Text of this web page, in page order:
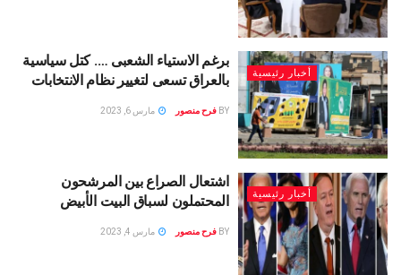
أخبار رئيسية
برغم الاستياء الشعبى …. كتل سياسية
بالعراق تسعى لتغيير نظام الانتخابات
BY فرح منصور مارس 6, 2023
أخبار رئيسية
اشتعال الصراع بين المرشحون
المحتملون لسباق البيت الأبيض
BY فرح منصور مارس 4, 2023